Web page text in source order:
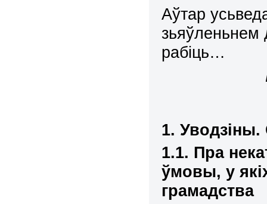
Аўтар
зьяўленьнем
рабіць…
1. Уводзіны.
1.1. Пра
ўмовы, у
грамадства